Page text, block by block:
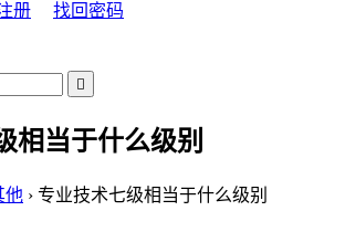
册
找回密码

相当于什么级别
他 › 专业技术七级相当于什么级别